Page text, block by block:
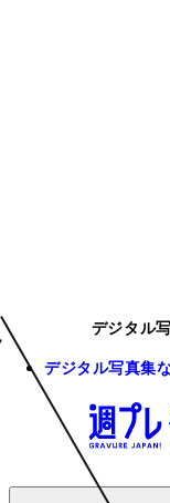
デジタル
デジタル写真集